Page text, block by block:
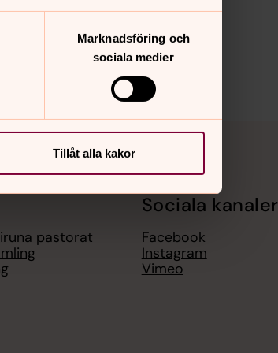
Marknadsföring och
sociala medier
Tillåt alla kakor
pastorat
Sociala kanaler
Facebook
Instagram
Vimeo